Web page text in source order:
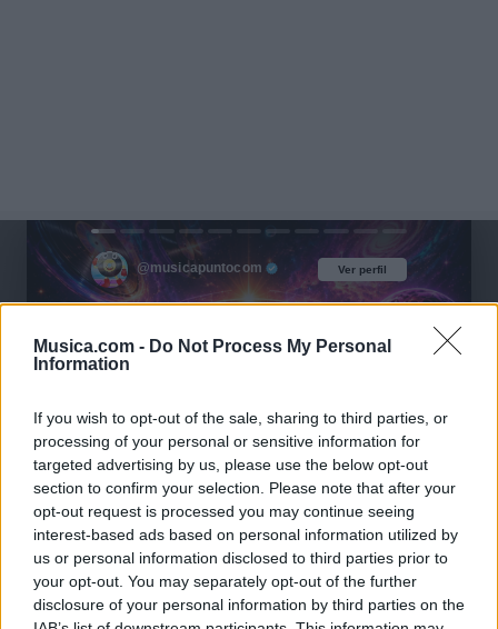
Musica.com - Do Not Process My Personal
Information
If you wish to opt-out of the sale, sharing to third parties, or
processing of your personal or sensitive information for
targeted advertising by us, please use the below opt-out
section to confirm your selection. Please note that after your
opt-out request is processed you may continue seeing
interest-based ads based on personal information utilized by
us or personal information disclosed to third parties prior to
your opt-out. You may separately opt-out of the further
disclosure of your personal information by third parties on the
Ver perfil
@musicapuntocom Ver perfil